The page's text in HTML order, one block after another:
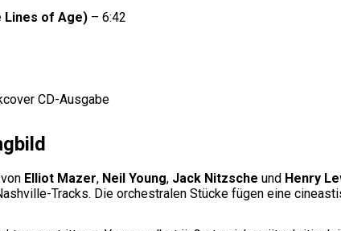
Lines of Age) – 6:42
Elliot Mazer, Neil Young, Jack Nitzsche und Henry
Tracks. Die orchestralen Stücke fügen eine